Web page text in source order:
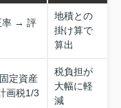
率 → 評
地積との
掛け算で
算出
定資産
画税1/3
税負担が
大幅に軽
減